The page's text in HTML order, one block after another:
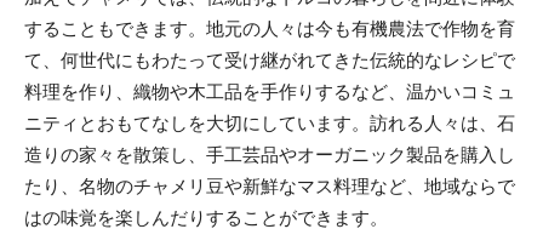
することもできます。地元の人々は今も有機農法で作物を育
て、何世代にもわたって受け継がれてきた伝統的なレシピで
料理を作り、織物や木工品を手作りするなど、温かいコミュ
ニティとおもてなしを大切にしています。訪れる人々は、石
造りの家々を散策し、手工芸品やオーガニック製品を購入し
たり、名物のチャメリ豆や新鮮なマス料理など、地域ならで
はの味覚を楽しんだりすることができます。